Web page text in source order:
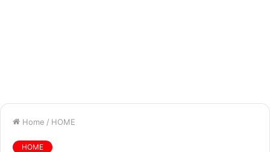
Home / HOME
HOME